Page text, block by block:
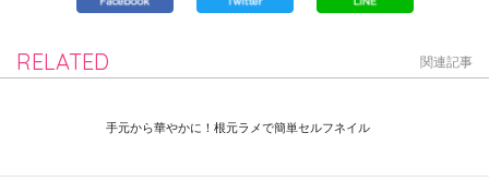
RELATED 関連記事
手元から華やかに！根元ラメで簡単セルフネイル